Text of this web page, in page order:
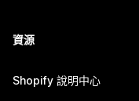
資源
Shopify 說明中心